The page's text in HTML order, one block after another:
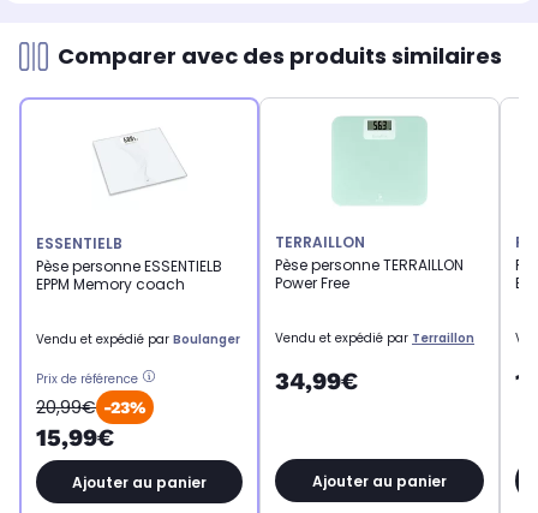
Comparer avec des produits similaires
ESSENTIELB
Pèse personne ESSENTIELB
EPPM Memory coach
Vendu et expédié par Boulanger
Prix de référence
20,99€ -23%
15,99€
Ajouter au panier
TERRAILLON
Pèse personne TERRAILLON
Power Free
Vendu et expédié par Terraillon
34,99€
Ajouter au panier